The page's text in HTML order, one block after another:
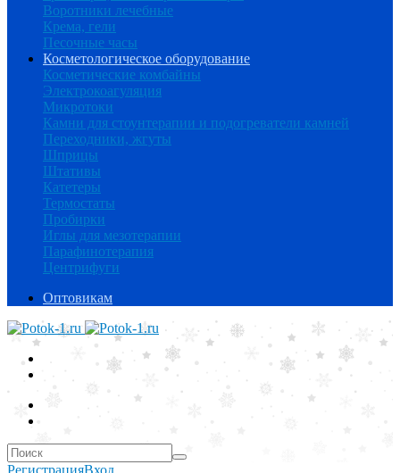
Воротники лечебные
Крема, гели
Песочные часы
Косметологическое оборудование
Косметические комбайны
Электрокоагуляция
Микротоки
Камни для стоунтерапии и подогреватели камней
Переходники, жгуты
Шприцы
Штативы
Катетеры
Термостаты
Пробирки
Иглы для мезотерапии
Парафинотерапия
Центрифуги
Оптовикам
РегистрацияВход